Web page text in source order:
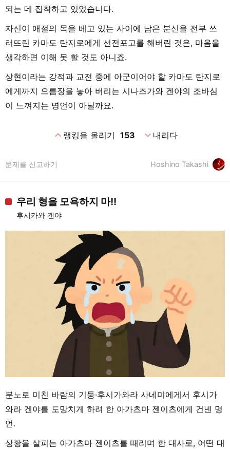
되는 데 집착하고 있었습니다.
자신이 애절의 목을 베고 있는 사이에 남은 분신을 전부 쓰
러뜨린 카마도 탄지로에게 선전포고를 해버린 것은, 마음을
생각하면 이해 못 할 것도 아니죠.
상현이라는 강적과 교전 중에 아군이어야 할 카마도 탄지로
에게까지 으름장을 놓아 버리는 시나즈가와 겐야의 조바심
이 느껴지는 명언이 아닐까요.
expand_less랭킹을 올리기 153 expand_more내리다
Hoshino Takashi
문제를 신고하기
우리 형을 모욕하지 마!!
후시카와 겐야
분노로 미친 바람의 기둥·후시가와라 사네미에게서 후시가
와라 겐야를 도망치게 하려 한 아가츠마 젠이츠에게 건넨 명
언.
상황을 살피는 아가츠마 젠이츠를 때리며 한 대사로, 어떤 대